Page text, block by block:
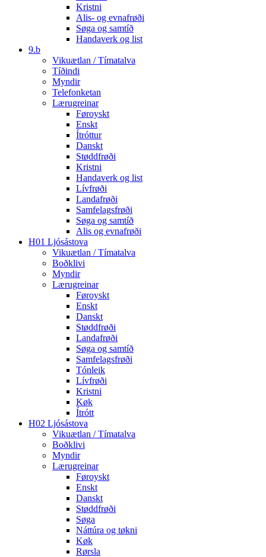
Kristni
Alis- og evnafrøði
Søga og samtíð
Handaverk og list
9.b
Vikuætlan / Tímatalva
Tíðindi
Myndir
Telefonketan
Lærugreinar
Føroyskt
Enskt
Ítróttur
Danskt
Støddfrøði
Kristni
Handaverk og list
Lívfrøði
Landafrøði
Samfelagsfrøði
Søga og samtíð
Alis og evnafrøði
H01 Ljósástova
Vikuætlan / Tímatalva
Boðklivi
Myndir
Lærugreinar
Føroyskt
Enskt
Danskt
Støddfrøði
Landafrøði
Søga og samtíð
Samfelagsfrøði
Tónleik
Lívfrøði
Kristni
Køk
Ítrótt
H02 Ljósástova
Vikuætlan / Tímatalva
Boðklivi
Myndir
Lærugreinar
Føroyskt
Enskt
Danskt
Støddfrøði
Søga
Náttúra og tøkni
Køk
Rørsla